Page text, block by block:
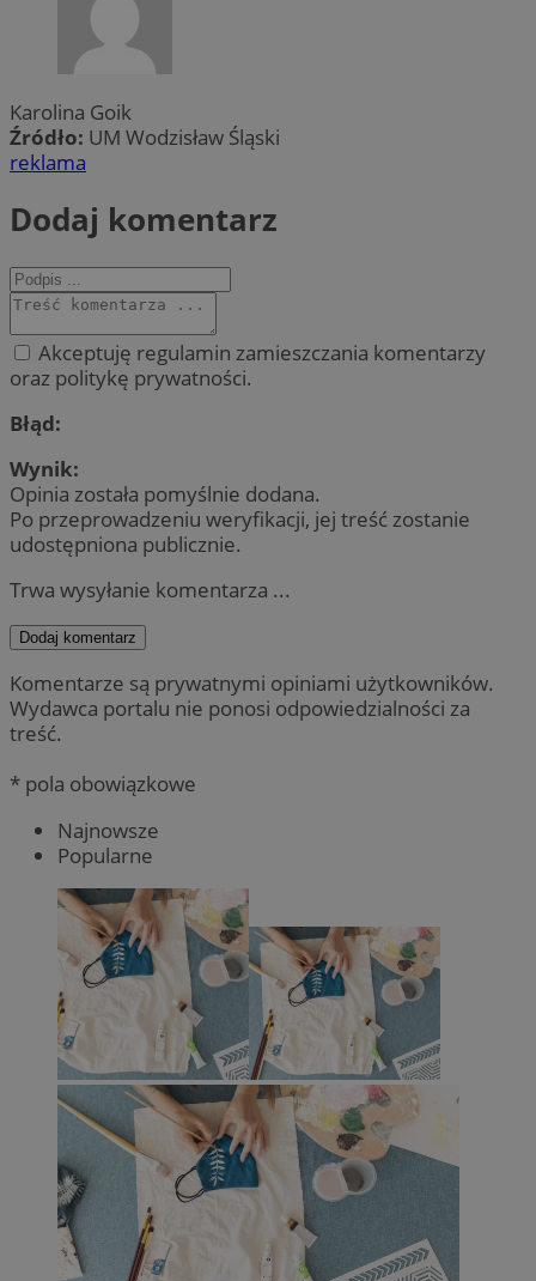
Karolina Goik
Źródło: UM Wodzisław Śląski
reklama
Dodaj komentarz
Akceptuję regulamin zamieszczania komentarzy
oraz politykę prywatności.
Błąd:
Wynik:
Opinia została pomyślnie dodana.
Po przeprowadzeniu weryfikacji, jej treść zostanie
udostępniona publicznie.
Trwa wysyłanie komentarza ...
Dodaj komentarz
Komentarze są prywatnymi opiniami użytkowników.
Wydawca portalu nie ponosi odpowiedzialności za
treść.
* pola obowiązkowe
Najnowsze
Popularne